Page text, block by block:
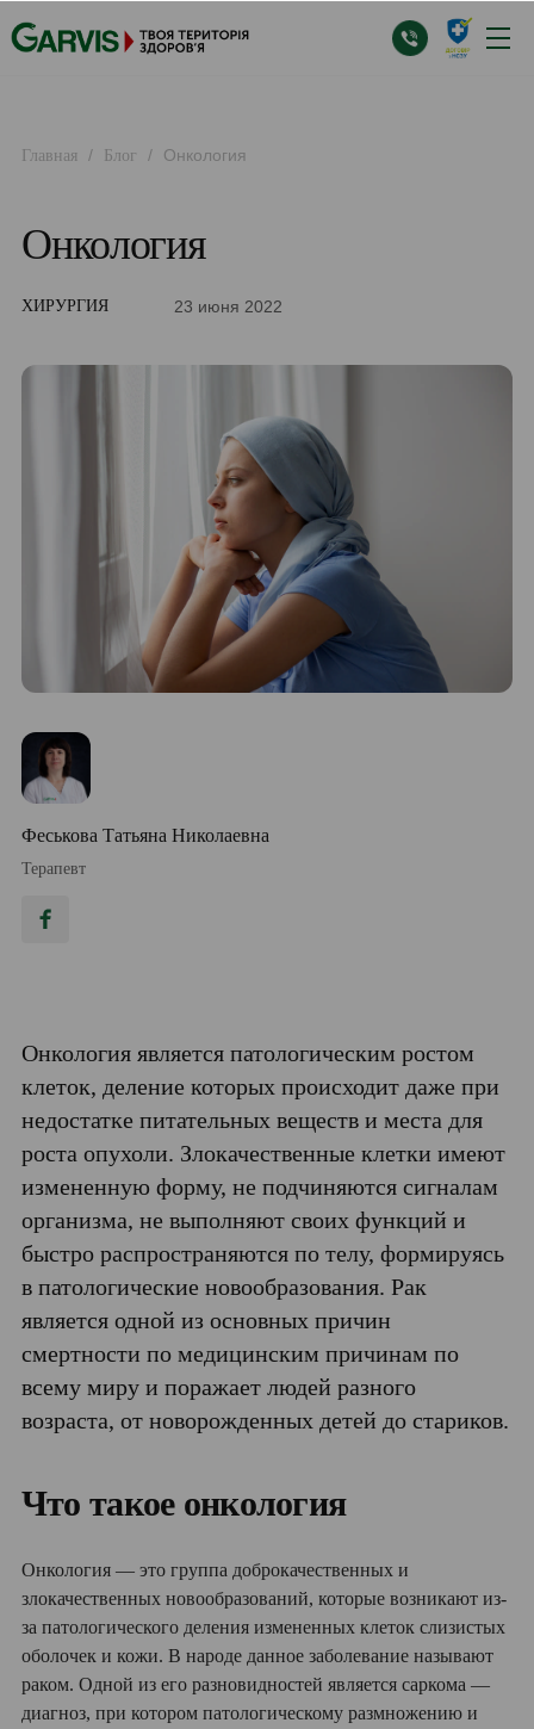
Главная / Блог / Онкология
Онкология
ХИРУРГИЯ 23 июня 2022
Феськова Татьяна Николаевна
Терапевт
Онкология является патологическим ростом
клеток, деление которых происходит даже при
недостатке питательных веществ и места для
роста опухоли. Злокачественные клетки имеют
измененную форму, не подчиняются сигналам
организма, не выполняют своих функций и
быстро распространяются по телу, формируясь
в патологические новообразования. Рак
является одной из основных причин
смертности по медицинским причинам по
всему миру и поражает людей разного
возраста, от новорожденных детей до стариков.
Что такое онкология
Онкология — это группа доброкачественных и
злокачественных новообразований, которые возникают из-
за патологического деления измененных клеток слизистых
оболочек и кожи. В народе данное заболевание называют
раком. Одной из его разновидностей является саркома —
диагноз, при котором патологическому размножению и